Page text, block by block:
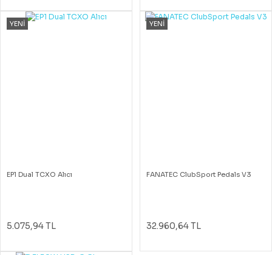
YENİ
EP1 Dual TCXO Alıcı
5.075,94 TL
YENİ
FANATEC ClubSport Pedals V3
32.960,64 TL